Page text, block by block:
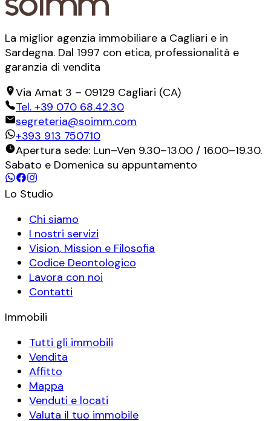
La miglior agenzia immobiliare a Cagliari e in
Sardegna. Dal 1997 con etica, professionalità e
garanzia di vendita
Via Amat 3 – 09129 Cagliari (CA)
Tel. +39 070 68.42.30
segreteria@soimm.com
+393 913 750710
Apertura sede: Lun–Ven 9.30–13.00 / 16.00–19.30.
Sabato e Domenica su appuntamento
Lo Studio
Chi siamo
I nostri servizi
Vision, Mission e Filosofia
Codice Deontologico
Lavora con noi
Contatti
Immobili
Tutti gli immobili
Vendita
Affitto
Mappa
Venduti e locati
Valuta il tuo immobile